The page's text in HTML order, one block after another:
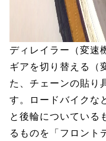
ディレイラー（変速
ギアを切り替える（
た、チェーンの貼り
す。ロードバイクな
と後輪についている
るものを「フロント